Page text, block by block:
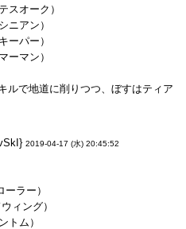
スオーク）
ニアン）
ーパー）
ーマン）
ルで地道に削りつつ、ぼすはティア
2019-04-17 (水) 20:45:52
ラー）
ィング）
トム）